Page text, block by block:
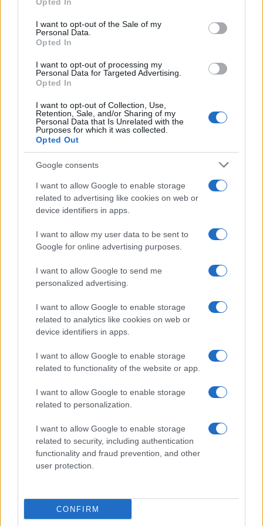
use your data for below specified purposes in below Google
consent section.
I want to opt-out of the Sale of my
Personal Data.
Opted In
I want to opt-out of processing my
Personal Data for Targeted Advertising.
Opted In
I want to opt-out of Collection, Use,
Retention, Sale, and/or Sharing of my
Personal Data that Is Unrelated with the
Purposes for which it was collected.
Opted Out
Google consents
I want to allow Google to enable storage
related to advertising like cookies on web or
device identifiers in apps.
I want to allow my user data to be sent to
Google for online advertising purposes.
I want to allow Google to send me
personalized advertising.
I want to allow Google to enable storage
related to analytics like cookies on web or
device identifiers in apps.
I want to allow Google to enable storage
related to functionality of the website or app.
I want to allow Google to enable storage
related to personalization.
I want to allow Google to enable storage
related to security, including authentication
functionality and fraud prevention, and other
user protection.
CONFIRM
Adattabilità:la squadra aggiorna regole e
rotazioni con logica, senza rinnegare i
Dalla palestra al roster: sintesi
operativa
La cultura vincente nasce da un patto semplice:
pochi principi, tanta coerenza. Si costruisce
definendo
standard
e linguaggio, allenando le
abilità che contano e misurando ciò che si
intende migliorare. Leanalyticsilluminano, la
leadership protegge, ilplayer development
stabilizza. Quando la
giornata tipo riflette questi elementi — dal primo
cornici, gli errori si trasformano in progressi e la
squadra sviluppa una resilienza che supera i
picchi e le cadute, fino a diventare identità
riconoscibile e, soprattutto, sostenibile.
AUTORE
Francesca Lombardi
Francesca Lombardi, fiorentina, prese appunti
da allora firma approfondimenti sui motori. In
redazione sostiene un approccio metodico
alle prove su pista, cura il format 'tecnica e
cronaca' e conserva i fogli di appunti del